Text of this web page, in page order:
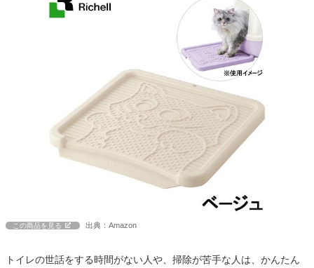
この商品を見る 出典：Amazon
トイレの世話をする時間がない人や、掃除が苦手な人は、かんたん